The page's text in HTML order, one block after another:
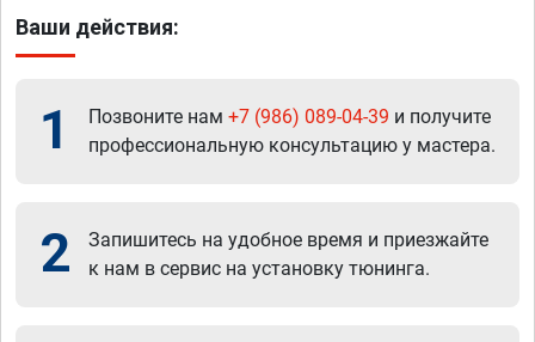
Ваши действия:
1 Позвоните нам +7 (986) 089-04-39 и получите
профессиональную консультацию у мастера.
2
Запишитесь на удобное время и приезжайте
к нам в сервис на установку тюнинга.